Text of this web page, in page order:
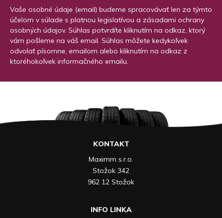
Vaše osobné údaje (email) budeme spracovávať len za týmto
účelom v súlade s platnou legislatívou a zásadami ochrany
osobných údajov. Súhlas potvrdíte kliknutím na odkaz, ktorý
vám pošleme na váš email. Súhlas môžete kedykoľvek
odvolať písomne, emailom alebo kliknutím na odkaz z
ktoréhokoľvek informačného emailu.
KONTAKT
Maximm s.r.o.
Stožok 342
962 12 Stožok
INFO LINKA